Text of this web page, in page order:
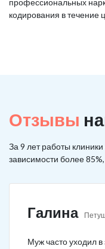
профессиональных
кодирования в течение
Отзывы
За 9 лет работы
зависимости более
Галина
Муж часто уходил